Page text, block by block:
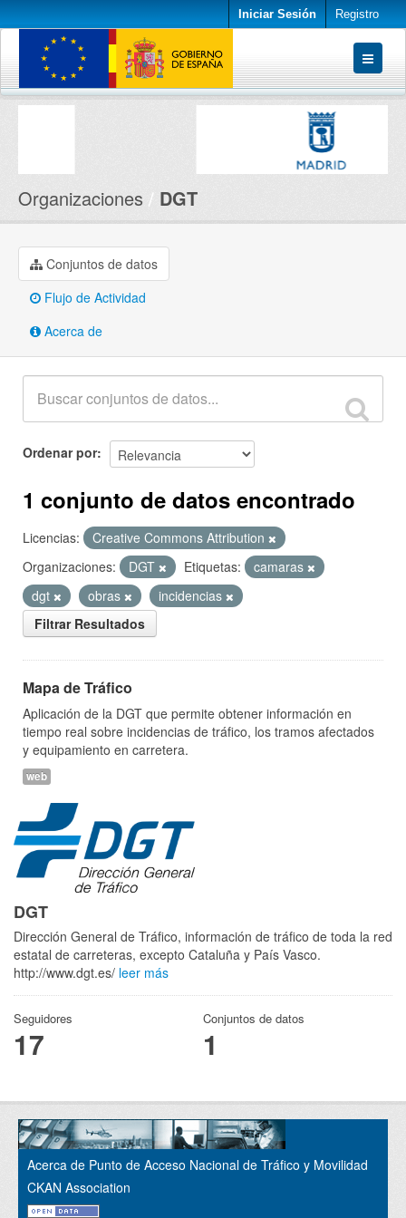
Iniciar Sesión Registro
Conjuntos de datos
Organizaciones DGT
Conjuntos de datos
Flujo de Actividad
Acerca de
Ordenar por
1 conjunto de datos encontrado
Licencias:
Creative Commons Attribution
Organizaciones:
DGT Etiquetas:
camaras
dgt
obras
incidencias
Filtrar Resultados
Mapa de Tráfico
Aplicación de la DGT que permite obtener información en
tiempo real sobre incidencias de tráfico, los tramos afectados
y equipamiento en carretera.
web
DGT
Dirección General de Tráfico, información de tráfico de toda la red
estatal de carreteras, excepto Cataluña y País Vasco.
http://www.dgt.es/ leer más
Seguidores
17
Conjuntos de datos
1
Acerca de Punto de Acceso Nacional de Tráfico y Movilidad
CKAN Association